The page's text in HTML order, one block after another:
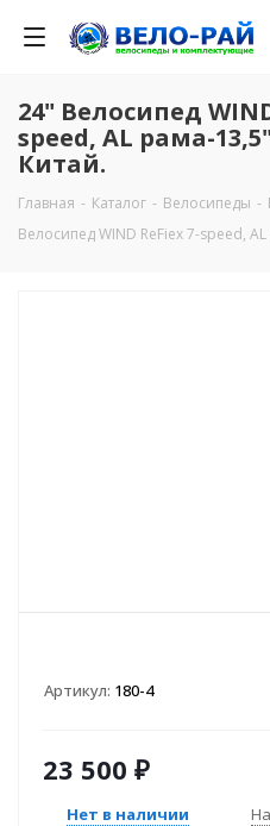
24" Велосипед
speed, AL рама-
Китай.
Главная - Каталог - Велосипеды -
Велосипед WIND ReFiex 7-speed,
Артикул: 180-4
23 500 ₽
Нет в наличии